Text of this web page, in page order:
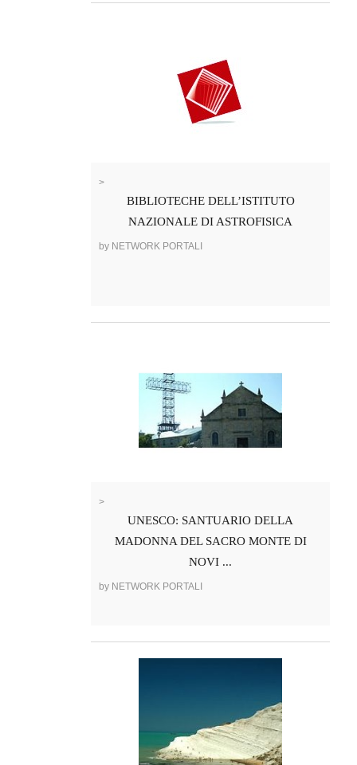
>
BIBLIOTECHE DELL’ISTITUTO
NAZIONALE DI ASTROFISICA
by NETWORK PORTALI
>
UNESCO: SANTUARIO DELLA
MADONNA DEL SACRO MONTE DI
NOVI ...
by NETWORK PORTALI